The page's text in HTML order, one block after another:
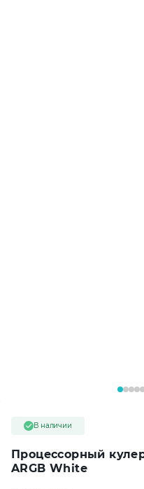
Процессорный
ARGB White
В наличии